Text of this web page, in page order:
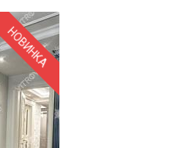
НОВИНКА